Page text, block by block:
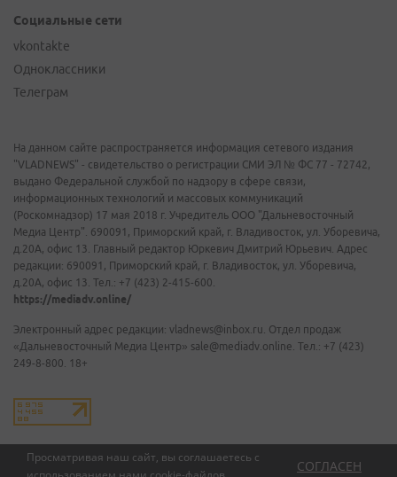
Просматривая наш сайт, вы соглашаетесь с
СОГЛАСЕН
Социальные сети
vkontakte
Одноклассники
Телеграм
На данном сайте распространяется информация сетевого издания
"VLADNEWS" - свидетельство о регистрации СМИ ЭЛ № ФС 77 - 72742,
выдано Федеральной службой по надзору в сфере связи,
информационных технологий и массовых коммуникаций
(Роскомнадзор) 17 мая 2018 г. Учредитель ООО "Дальневосточный
Медиа Центр". 690091, Приморский край, г. Владивосток, ул. Уборевича,
д.20А, офис 13. Главный редактор Юркевич Дмитрий Юрьевич. Адрес
редакции: 690091, Приморский край, г. Владивосток, ул. Уборевича,
д.20А, офис 13. Тел.: +7 (423) 2-415-600.
https://mediadv.online/
Электронный адрес редакции: vladnews@inbox.ru. Отдел продаж
«Дальневосточный Медиа Центр» sale@mediadv.online. Тел.: +7 (423)
249-8-800. 18+